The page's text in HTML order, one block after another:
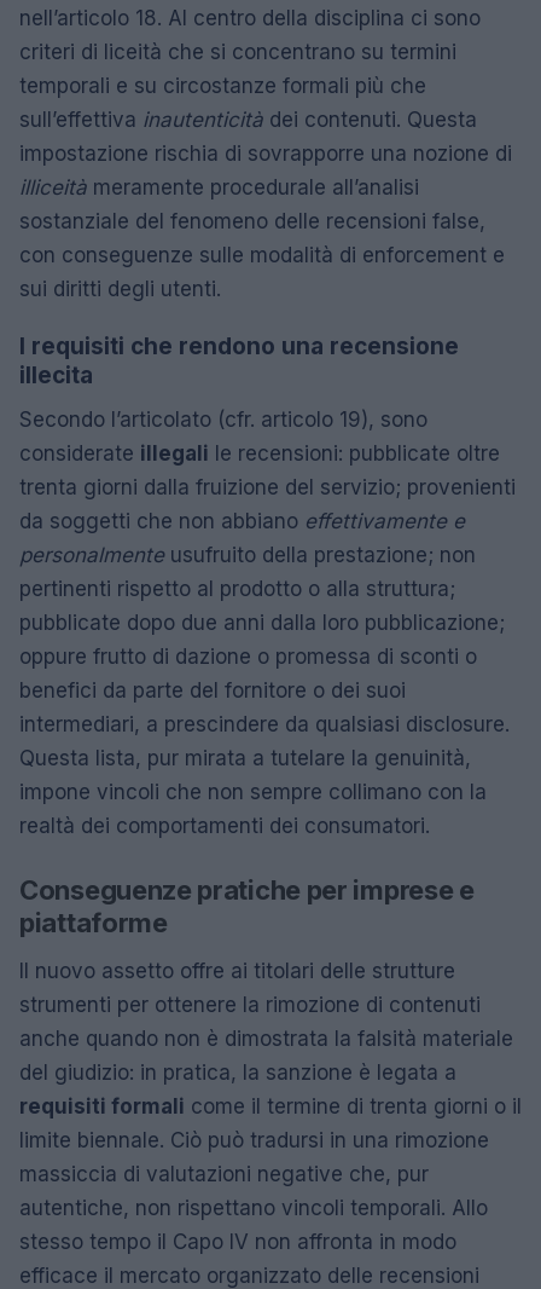
nell’articolo 18. Al centro della disciplina ci sono
criteri di liceità che si concentrano su termini
temporali e su circostanze formali più che
sull’effettiva inautenticità dei contenuti. Questa
impostazione rischia di sovrapporre una nozione di
illiceità meramente procedurale all’analisi
sostanziale del fenomeno delle recensioni false,
con conseguenze sulle modalità di enforcement e
sui diritti degli utenti.
I requisiti che rendono una recensione
illecita
Secondo l’articolato (cfr. articolo 19), sono
considerate illegali le recensioni: pubblicate oltre
trenta giorni dalla fruizione del servizio; provenienti
da soggetti che non abbiano effettivamente e
personalmenteusufruito della prestazione; non
pertinenti rispetto al prodotto o alla struttura;
pubblicate dopo due anni dalla loro pubblicazione;
oppure frutto di dazione o promessa di sconti o
benefici da parte del fornitore o dei suoi
intermediari, a prescindere da qualsiasi disclosure.
Questa lista, pur mirata a tutelare la genuinità,
impone vincoli che non sempre collimano con la
realtà dei comportamenti dei consumatori.
Conseguenze pratiche per imprese e
piattaforme
Il nuovo assetto offre ai titolari delle strutture
strumenti per ottenere la rimozione di contenuti
anche quando non è dimostrata la falsità materiale
del giudizio: in pratica, la sanzione è legata a
requisiti formali come il termine di trenta giorni o il
limite biennale. Ciò può tradursi in una rimozione
massiccia di valutazioni negative che, pur
autentiche, non rispettano vincoli temporali. Allo
stesso tempo il Capo IV non affronta in modo
efficace il mercato organizzato delle recensioni